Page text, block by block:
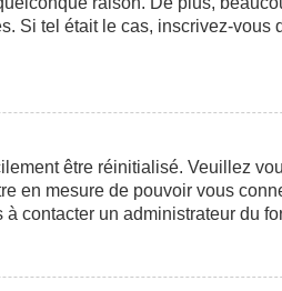
Si tel était le cas, inscrivez-vous
être réinitialisé. Veuillez
en mesure de pouvoir vous
contacter un administrateur du